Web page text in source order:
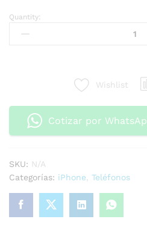
Quantity:
Wishlist
Cotizar por
SKU: N/A
Categorías: iPhone Teléfonos